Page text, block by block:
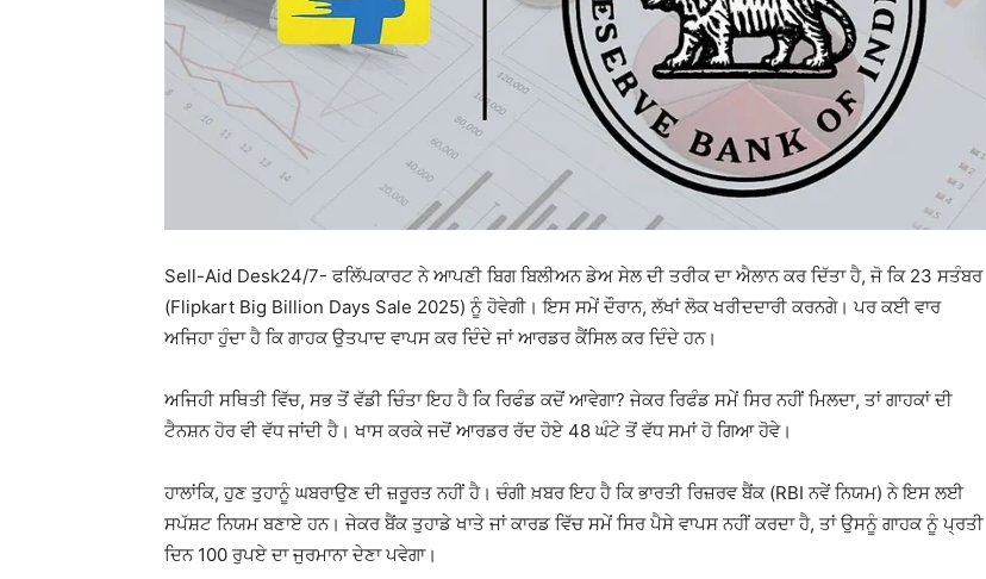
Sell-Aid Desk24/7- ਫਲਿੱਪਕਾਰਟ ਨੇ ਆਪਣੀ ਬਿਗ ਬਿਲੀਅਨ ਡੇਅ ਸੇਲ ਦੀ ਤਰੀਕ ਦਾ ਐਲਾਨ ਕਰ ਦਿੱਤਾ ਹੈ, ਜੋ ਕਿ 23 ਸਤੰਬਰ
(Flipkart Big Billion Days Sale 2025) ਨੂੰ ਹੋਵੇਗੀ। ਇਸ ਸਮੇਂ ਦੌਰਾਨ, ਲੱਖਾਂ ਲੋਕ ਖਰੀਦਦਾਰੀ ਕਰਨਗੇ। ਪਰ ਕਈ ਵਾਰ
ਅਜਿਹਾ ਹੁੰਦਾ ਹੈ ਕਿ ਗਾਹਕ ਉਤਪਾਦ ਵਾਪਸ ਕਰ ਦਿੰਦੇ ਜਾਂ ਆਰਡਰ ਕੈਂਸਿਲ ਕਰ ਦਿੰਦੇ ਹਨ।
ਅਜਿਹੀ ਸਥਿਤੀ ਵਿੱਚ, ਸਭ ਤੋਂ ਵੱਡੀ ਚਿੰਤਾ ਇਹ ਹੈ ਕਿ ਰਿਫੰਡ ਕਦੋਂ ਆਵੇਗਾ? ਜੇਕਰ ਰਿਫੰਡ ਸਮੇਂ ਸਿਰ ਨਹੀਂ ਮਿਲਦਾ, ਤਾਂ ਗਾਹਕਾਂ ਦੀ
ਟੈਨਸ਼ਨ ਹੋਰ ਵੀ ਵੱਧ ਜਾਂਦੀ ਹੈ। ਖਾਸ ਕਰਕੇ ਜਦੋਂ ਆਰਡਰ ਰੱਦ ਹੋਏ 48 ਘੰਟੇ ਤੋਂ ਵੱਧ ਸਮਾਂ ਹੋ ਗਿਆ ਹੋਵੇ।
ਹਾਲਾਂਕਿ, ਹੁਣ ਤੁਹਾਨੂੰ ਘਬਰਾਉਣ ਦੀ ਜ਼ਰੂਰਤ ਨਹੀਂ ਹੈ। ਚੰਗੀ ਖ਼ਬਰ ਇਹ ਹੈ ਕਿ ਭਾਰਤੀ ਰਿਜ਼ਰਵ ਬੈਂਕ (RBI ਨਵੇਂ ਨਿਯਮ) ਨੇ ਇਸ ਲਈ
ਸਪੱਸ਼ਟ ਨਿਯਮ ਬਣਾਏ ਹਨ। ਜੇਕਰ ਬੈਂਕ ਤੁਹਾਡੇ ਖਾਤੇ ਜਾਂ ਕਾਰਡ ਵਿੱਚ ਸਮੇਂ ਸਿਰ ਪੈਸੇ ਵਾਪਸ ਨਹੀਂ ਕਰਦਾ ਹੈ, ਤਾਂ ਉਸਨੂੰ ਗਾਹਕ ਨੂੰ ਪ੍ਰਤੀ
ਦਿਨ 100 ਰੁਪਏ ਦਾ ਜੁਰਮਾਨਾ ਦੇਣਾ ਪਵੇਗਾ।